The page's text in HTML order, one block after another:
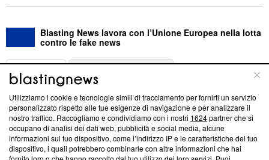
Blasting News lavora con l’Unione Europea nella lotta
contro le fake news
ABOUT
Questa sezione offre informazioni trasparenti su Blasting
News, sui nostri processi editoriali e su come ci impegniamo a
creare news di qualità. Inoltre, afferma la nostra aderenza a
‘Trust Project - News with Integrity’Blasting News non è
ancora membro del programma, ma ha richiesto di farne
Utilizziamo i cookie e tecnologie simili di tracciamento per fornirti un servizio
personalizzato rispetto alle tue esigenze di navigazione e per analizzare il
nostro traffico. Raccogliamo e condividiamo con i nostri 1624partner che si
occupano di analisi dei dati web, pubblicità e social media, alcune
informazioni sul tuo dispositivo, come l’indirizzo IP e le caratteristiche del tuo
dispositivo, i quali potrebbero combinarle con altre informazioni che hai